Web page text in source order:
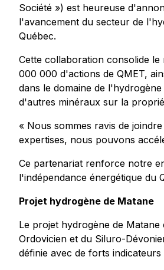
Société ») est heureuse
l'avancement du secteur de
Québec.
Cette collaboration consolide
000 000 d'actions de QMET,
dans le domaine de
d'autres minéraux sur la
« Nous sommes ravis de
expertises, nous pouvons
Ce partenariat renforce notre
l'indépendance énergétique du
Projet hydrogène de Matane
Le projet hydrogène de
Ordovicien et du Siluro-
définie avec de forts